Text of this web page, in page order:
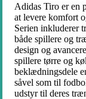
Adidas Tiro er en
at levere komfort
Serien inkluderer
både spillere og
design og
spillere tørre og
beklædningsdele
såvel som til
udstyr til deres